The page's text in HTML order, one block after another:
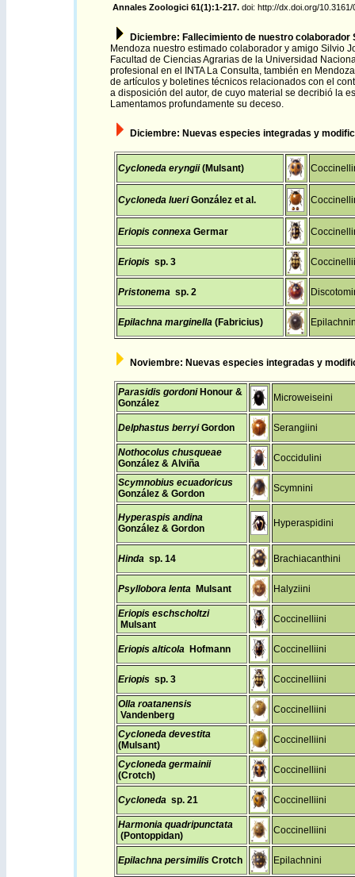
Annales Zoologici 61(1):1-217. doi: http://dx.doi.org/10.3161/
Diciembre: Fallecimiento de nuestro colaborador
Mendoza nuestro estimado colaborador y amigo Silvio
Facultad de Ciencias Agrarias de la Universidad
profesional en el INTA La Consulta, también en
de artículos y boletines técnicos relacionados con el
a disposición del autor, de cuyo material se decribió la
Lamentamos profundamente su deceso.
Diciembre: Nuevas especies integradas y m
Cycloneda eryngii(Mulsant)
Cycloneda lueriGonzález et al.
Eriopis connexa Germar
Eriopis sp. 3
Pristonema sp. 2
Epilachna marginella (Fabricius)
Noviembre: Nuevas especies integradas y m
Parasidis gordoni Honour &
González
Microweiseini
Delphastus berryiGordon Serangiini
Nothocolus chusqueae
González & Alviña
Coccidulini
Scymnobius ecuadoricus
González & Gordon
Scymnini
Hyperaspis andina
González & Gordon
Hyperaspidini
Hinda sp. 14 Brachiacanthini
Psyllobora lenta Mulsant Halyziini
Eriopis eschscholtzi
Mulsant
Coccinelliini
Eriopis alticola Hofmann Coccinelliini
Eriopis sp. 3 Coccinelliini
Olla roatanensis
Vandenberg
Coccinelliini
Cycloneda devestita
(Mulsant)
Coccinelliini
Cycloneda germainii
(Crotch)
Coccinelliini
Cycloneda sp. 21 Coccinelliini
Harmonia quadripunctata
(Pontoppidan)
Coccinelliini
Epilachna persimilis Crotch Epilachnini